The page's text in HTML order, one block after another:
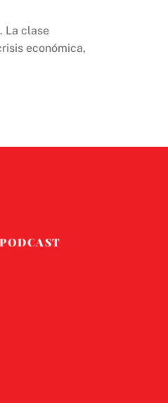
La clase
económica,
PODCAST